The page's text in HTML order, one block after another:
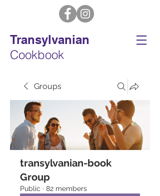
Transylvanian
Cookbook
Groups
transylvanian-book
Group
Public · 82 members